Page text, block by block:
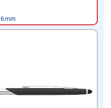
6 mm